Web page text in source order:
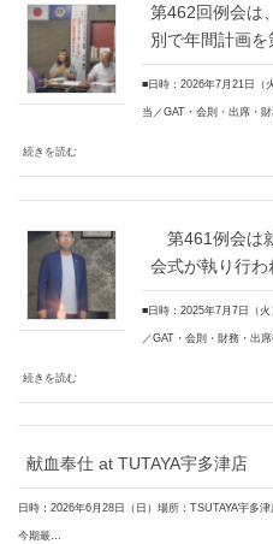
第462回例会は
別で年間計画を
■日時：2026年7月21日（
当／GAT・会則・出席・
続きを読む
第461例会は
会式が執り行わ
■日時：2025年7月7日（
／GAT・会則・財務・出
続きを読む
献血奉仕 at TUTAYA宇多津店
日時：2026年6月28日（日）場所：TSUTAYA宇多
今期最…